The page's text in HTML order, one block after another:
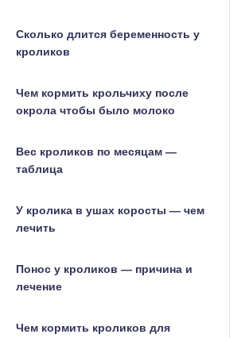
Сколько длится беременность у
кроликов
Чем кормить крольчиху после
окрола чтобы было молоко
Вес кроликов по месяцам —
таблица
У кролика в ушах коросты — чем
лечить
Понос у кроликов — причина и
лечение
Чем кормить кроликов для